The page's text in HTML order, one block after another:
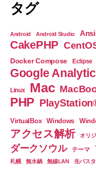
タグ
Android Android Studio
CakePHP
Docker Compose Eclipse
Google
Linux Mac
PHP
VirtualBox Windows
アクセス解析 オリ
ダークソウル テーマ
札幌 無水鍋 無線LAN 生パスタ